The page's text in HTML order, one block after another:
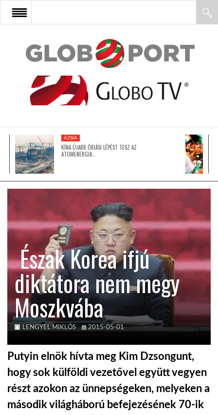
FŐOLDAL
AFRIKA
ÁZSIA
KÖZEL-KELET
AUSZTRÁLIA
A VILÁG ITTHON
MÉDIA
ÁZSIA
KÍNA ÚJABB ÓRIÁSI LÉPÉST TESZ AZ
ATOMENERGIA…
Észak Korea ifjú
diktátora nem megy
Moszkvába
LENGYEL MIKLÓS 2015-05-01
Putyin elnök hívta meg Kim Dzsongunt,
hogy sok külföldi vezetővel együtt vegyen
részt azokon az ünnepségeken, melyeken a
második világháború befejezésének 70-ik